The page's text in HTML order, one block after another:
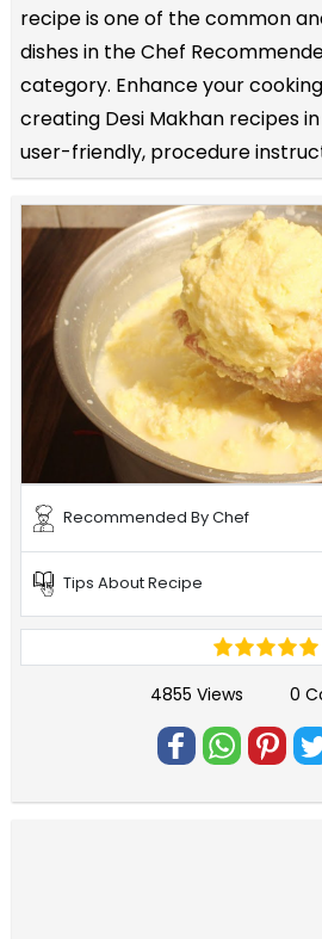
recipe is one of the common
dishes in the Chef
category. Enhance your
creating Desi Makhan recipes
user-friendly, procedure
Recommended By Chef
Tips About Recipe
4855 Views 0